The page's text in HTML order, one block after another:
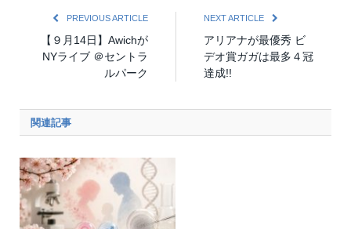
PREVIOUS ARTICLE
【９月14日】Awichが
NYライブ ＠セントラ
ルパーク
NEXT ARTICLE
アリアナが最優秀 ビ
デオ賞ガガは最多４冠
達成!!
関連記事